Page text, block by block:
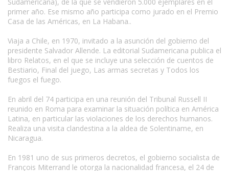
primer año. Ese mismo año participa como jurado en el Premio
Casa de las Américas, en La Habana..
Viaja a Chile, en 1970, invitado a la asunción del gobierno del
presidente Salvador Allende. La editorial Sudamericana publica el
libro Relatos, en el que se incluye una selección de cuentos de
Bestiario, Final del juego, Las armas secretas y Todos los
fuegos el fuego.
En abril del 74 participa en una reunión del Tribunal Russell II
reunido en Roma para examinar la situación política en América
Latina, en particular las violaciones de los derechos humanos.
Realiza una visita clandestina a la aldea de Solentiname, en
Nicaragua.
En 1981 uno de sus primeros decretos, el gobierno socialista de
François Miterrand le otorga la nacionalidad francesa, el 24 de